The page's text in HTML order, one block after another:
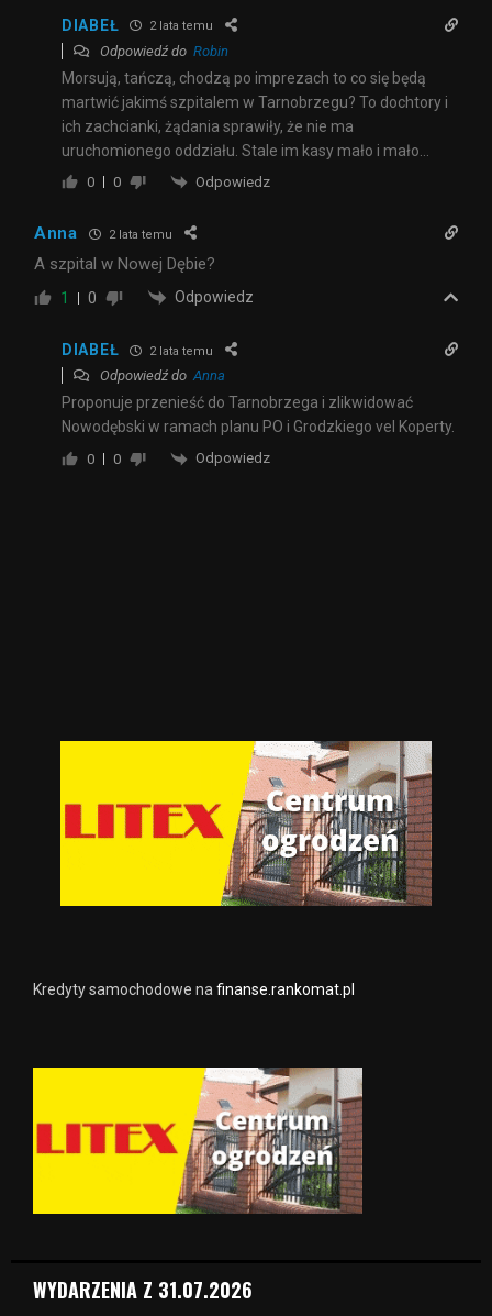
DIABEŁ 2 lata temu
Odpowiedź do Robin
Morsują, tańczą, chodzą po imprezach to co się będą
martwić jakimś szpitalem w Tarnobrzegu? To dochtory i
ich zachcianki, żądania sprawiły, że nie ma
uruchomionego oddziału. Stale im kasy mało i mało…
0 0 Odpowiedz
Anna 2 lata temu
A szpital w Nowej Dębie?
1 0 Odpowiedz
DIABEŁ 2 lata temu
Odpowiedź doAnna
Proponuje przenieść do Tarnobrzega i zlikwidować
Nowodębski w ramach planu PO i Grodzkiego vel Koperty.
0 0 Odpowiedz
Kredyty samochodowe na finanse.rankomat.pl
WYDARZENIA Z 31.07.2026